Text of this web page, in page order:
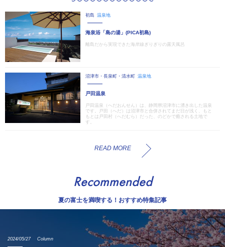
初島 温泉地
海泉浴「島の湯」(PICA初島)
離島だから実現できた海岸線ぎりぎりの露天風呂
沼津市・長泉町・清水町 温泉地
戸田温泉
戸田温泉（へだおんせん）は、静岡県沼津市に湧き出した温泉
です。戸田（へだ）は沼津市と合併されてまだ日が浅く、もと
もとは戸田村（へだむら）だった、のどかで癒される土地で
す。
READ MORE
Recommended
夏の富士を満喫する！おすすめ特集記事
2024/05/27 Column